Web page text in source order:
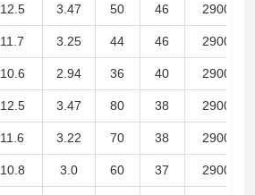
12.5 3.47 50 46 2900
11.7 3.25 44 46 2900
10.6 2.94 36 40 2900
12.5 3.47 80 38 2900
11.6 3.22 70 38 2900
10.8 3.0 60 37 2900